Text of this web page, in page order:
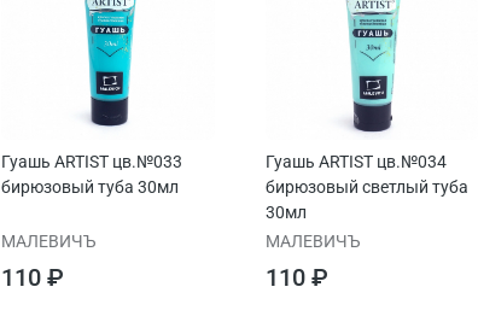
Гуашь ARTIST цв.№033
бирюзовый туба 30мл
МАЛЕВИЧЪ
110 ₽
Гуашь ARTIST цв.№034
бирюзовый светлый туба
30мл
МАЛЕВИЧЪ
110 ₽